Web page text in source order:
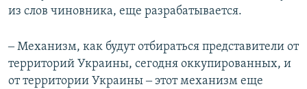
из слов чиновника, еще разрабатывается.
‒ Механизм, как будут отбираться представители от
территорий Украины, сегодня оккупированных, и
от территории Украины ‒ этот механизм еще